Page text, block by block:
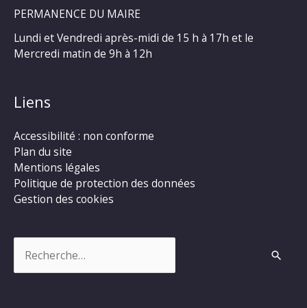
PERMANENCE DU MAIRE
Lundi et Vendredi après-midi de 15 h à 17h et le
Mercredi matin de 9h à 12h
Liens
Accessibilité : non conforme
Plan du site
Mentions légales
Politique de protection des données
Gestion des cookies